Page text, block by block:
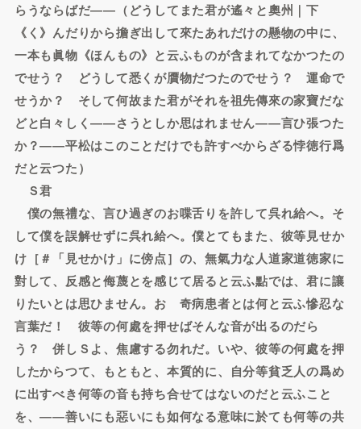
らうならばだ――（どうしてまた君が遙々と奧州｜下
《く》んだりから擔ぎ出して來たあれだけの懸物の中に、
一本も眞物《ほんもの》と云ふものが含まれてなかつたの
でせう？ どうして悉くが贋物だつたのでせう？ 運命で
せうか？ そして何故また君がそれを祖先傳來の家寶だな
どと白々しく――さうとしか思はれません――言ひ張つた
か？――平松はこのことだけでも許すべからざる悖徳行爲
だと云つた）
Ｓ君
僕の無禮な、言ひ過ぎのお喋舌りを許して呉れ給へ。そ
して僕を誤解せずに呉れ給へ。僕とてもまた、彼等見せか
け［＃「見せかけ」に傍点］の、無氣力な人道家道徳家に
對して、反感と侮蔑とを感じて居ると云ふ點では、君に讓
りたいとは思ひません。おゝ奇病患者とは何と云ふ慘忍な
言葉だ！ 彼等の何處を押せばそんな音が出るのだら
う？ 併しＳよ、焦慮する勿れだ。いや、彼等の何處を押
したからつて、もともと、本質的に、自分等貧乏人の爲め
に出すべき何等の音も持ち合せてはないのだと云ふこと
を、――善いにも惡いにも如何なる意味に於ても何等の共